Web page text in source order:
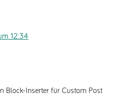
12:34
Block-Inserter für Custom Post